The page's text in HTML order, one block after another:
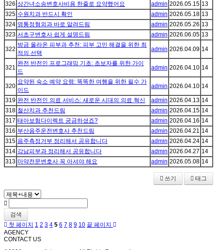
326 상간녀소송변호사비용 한줄로 요약했어요 admin 2026.05.15 13
325 수원치과 반드시 확인 admin 2026.05.18 13
324 영통정형외과 바로 알려드림 admin 2026.05.26 13
323 서초구변호사 쉽게 설명드림 admin 2026.06.05 13
322
방금 올라온 피부과 추천: 피부 고민 해결을 위한 최
적의 선택
admin 2026.04.09 14
321
완전 반전인 프로그래밍 기초: 초보자를 위한 가이
드
admin 2026.04.10 14
320
요약된 숙소 예약 요령: 똑똑한 여행을 위한 필수 가
이드
admin 2026.04.10 14
319 완전 반전인 의료 서비스: 새로운 시대의 의료 혁신 admin 2026.04.13 14
318 철산치과 추천드림 admin 2026.04.15 14
317 태아보험다이렉트 궁금하셨죠? admin 2026.04.16 14
316 부산음주운전변호사 추천드림 admin 2026.04.21 14
315 음주측정거부 정리해서 공유합니다 admin 2026.04.24 14
314 강남피부과 정리해서 공유합니다 admin 2026.04.27 14
313 마약전문변호사 꼭 아셔야 해요 admin 2026.05.08 14
쓰기 태그
검색
첫 페이지 1 2 3 4 5 6 7 8 9 10 끝 페이지
AGENCY
CONTACT US